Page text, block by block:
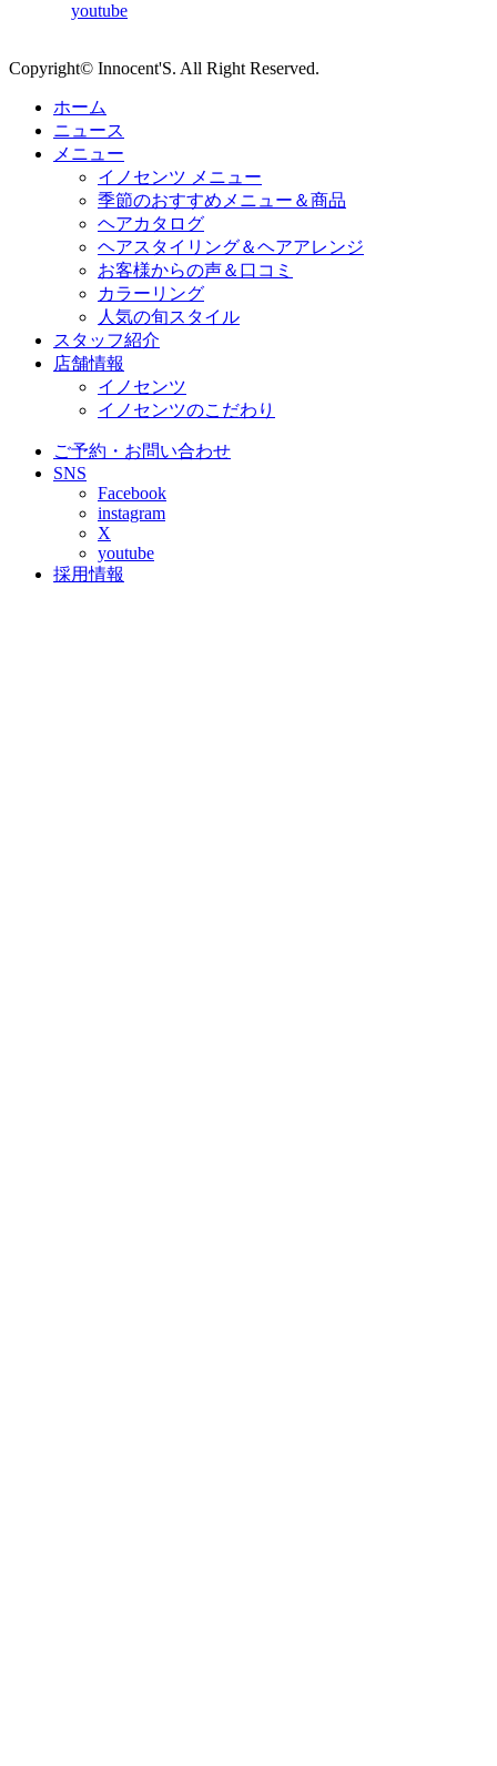
youtube
Copyright© Innocent'S. All Right Reserved.
ホーム
ニュース
メニュー
イノセンツ メニュー
季節のおすすめメニュー＆商品
ヘアカタログ
ヘアスタイリング＆ヘアアレンジ
お客様からの声＆口コミ
カラーリング
人気の旬スタイル
スタッフ紹介
店舗情報
イノセンツ
イノセンツのこだわり
ご予約・お問い合わせ
SNS
Facebook
instagram
X
youtube
採用情報